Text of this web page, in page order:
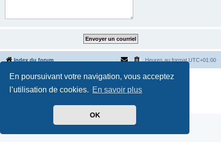
En poursuivant votre navigation, vous acceptez
l’utilisation de cookies. En savoir plus
OK
Index du forum Heures au format UTC+01:00
Développé parphpBB® Forum Software © phpBB Limited
Traduit par
phpBB-fr.com
Style parSide-car club Français